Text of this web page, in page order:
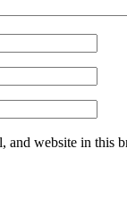
and website in this